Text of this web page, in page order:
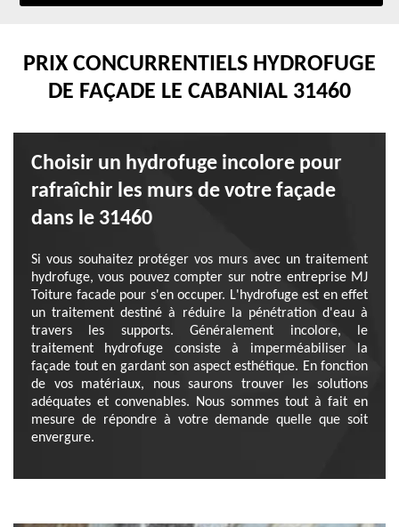
PRIX CONCURRENTIELS HYDROFUGE
DE FAÇADE LE CABANIAL 31460
Choisir un hydrofuge incolore pour
rafraîchir les murs de votre façade
dans le 31460
Si vous souhaitez protéger vos murs avec un traitement
hydrofuge, vous pouvez compter sur notre entreprise MJ
Toiture facade pour s'en occuper. L'hydrofuge est en effet
un traitement destiné à réduire la pénétration d'eau à
travers les supports. Généralement incolore, le
traitement hydrofuge consiste à imperméabiliser la
façade tout en gardant son aspect esthétique. En fonction
de vos matériaux, nous saurons trouver les solutions
adéquates et convenables. Nous sommes tout à fait en
mesure de répondre à votre demande quelle que soit
envergure.